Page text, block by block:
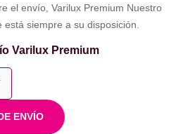
el envío, Varilux Premium Nuestro
siempre a su disposición.
Varilux Premium
ENVÍO